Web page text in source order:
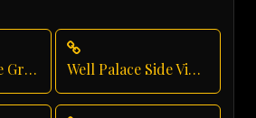
Well Palace Side Group Transfer Well Palace Side Vip Transfer